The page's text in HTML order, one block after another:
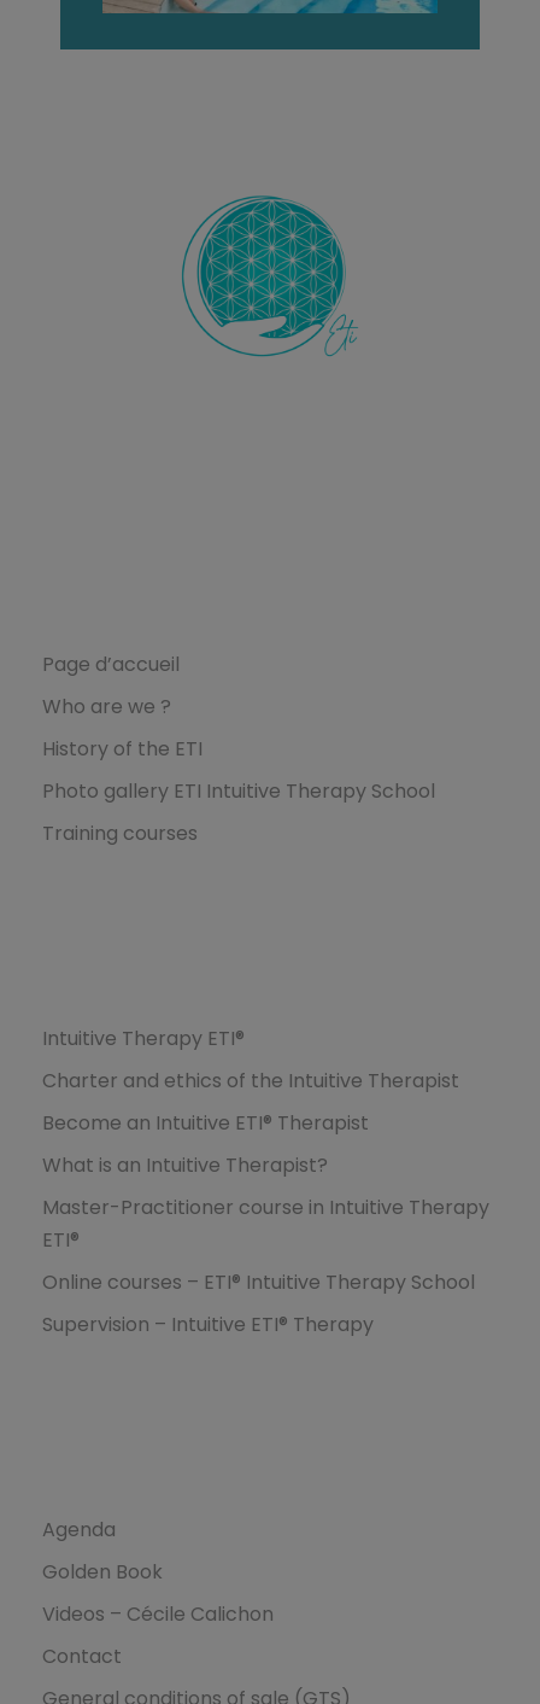
Page d’accueil
Who are we ?
History of the ETI
Photo gallery ETI Intuitive Therapy School
Training courses
Intuitive Therapy ETI®
Charter and ethics of the Intuitive Therapist
Become an Intuitive ETI® Therapist
What is an Intuitive Therapist?
Master-Practitioner course in Intuitive Therapy
ETI®
Online courses – ETI® Intuitive Therapy School
Supervision – Intuitive ETI® Therapy
Agenda
Golden Book
Videos – Cécile Calichon
Contact